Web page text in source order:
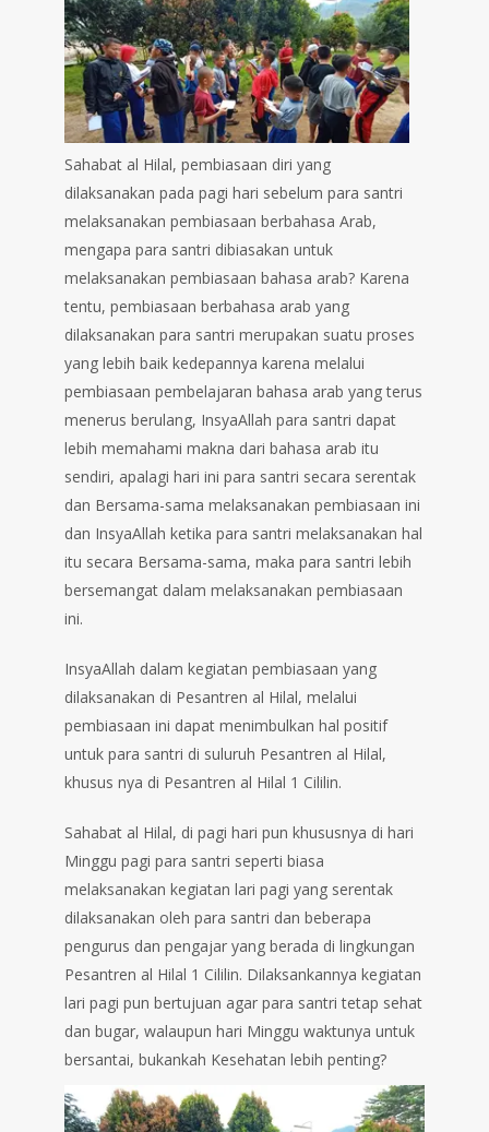
Sahabat al Hilal, pembiasaan diri yang
dilaksanakan pada pagi hari sebelum para santri
melaksanakan pembiasaan berbahasa Arab,
mengapa para santri dibiasakan untuk
melaksanakan pembiasaan bahasa arab? Karena
tentu, pembiasaan berbahasa arab yang
dilaksanakan para santri merupakan suatu proses
yang lebih baik kedepannya karena melalui
pembiasaan pembelajaran bahasa arab yang terus
menerus berulang, InsyaAllah para santri dapat
lebih memahami makna dari bahasa arab itu
sendiri, apalagi hari ini para santri secara serentak
dan Bersama-sama melaksanakan pembiasaan ini
dan InsyaAllah ketika para santri melaksanakan hal
itu secara Bersama-sama, maka para santri lebih
bersemangat dalam melaksanakan pembiasaan
ini.
InsyaAllah dalam kegiatan pembiasaan yang
dilaksanakan di Pesantren al Hilal, melalui
pembiasaan ini dapat menimbulkan hal positif
untuk para santri di suluruh Pesantren al Hilal,
khusus nya di Pesantren al Hilal 1 Cililin.
Sahabat al Hilal, di pagi hari pun khususnya di hari
Minggu pagi para santri seperti biasa
melaksanakan kegiatan lari pagi yang serentak
dilaksanakan oleh para santri dan beberapa
pengurus dan pengajar yang berada di lingkungan
Pesantren al Hilal 1 Cililin. Dilaksankannya kegiatan
lari pagi pun bertujuan agar para santri tetap sehat
dan bugar, walaupun hari Minggu waktunya untuk
bersantai, bukankah Kesehatan lebih penting?